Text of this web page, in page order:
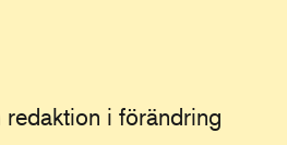
i förändring